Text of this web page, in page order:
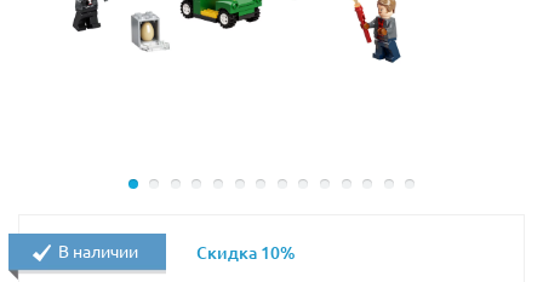
В наличии Скидка 10%